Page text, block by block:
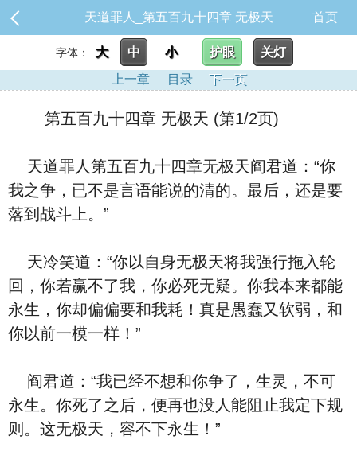
天道罪人_第五百九十四章 无极天 首页
字体： 大 中 小 护眼
关灯
上一章
目录 下一页
第五百九十四章 无极天 (第1/2页)
天道罪人第五百九十四章无极天阎君道：“你
我之争，已不是言语能说的清的。最后，还是要
落到战斗上。”
天冷笑道：“你以自身无极天将我强行拖入轮
回，你若赢不了我，你必死无疑。你我本来都能
永生，你却偏偏要和我耗！真是愚蠢又软弱，和
你以前一模一样！”
阎君道：“我已经不想和你争了，生灵，不可
永生。你死了之后，便再也没人能阻止我定下规
则。这无极天，容不下永生！”